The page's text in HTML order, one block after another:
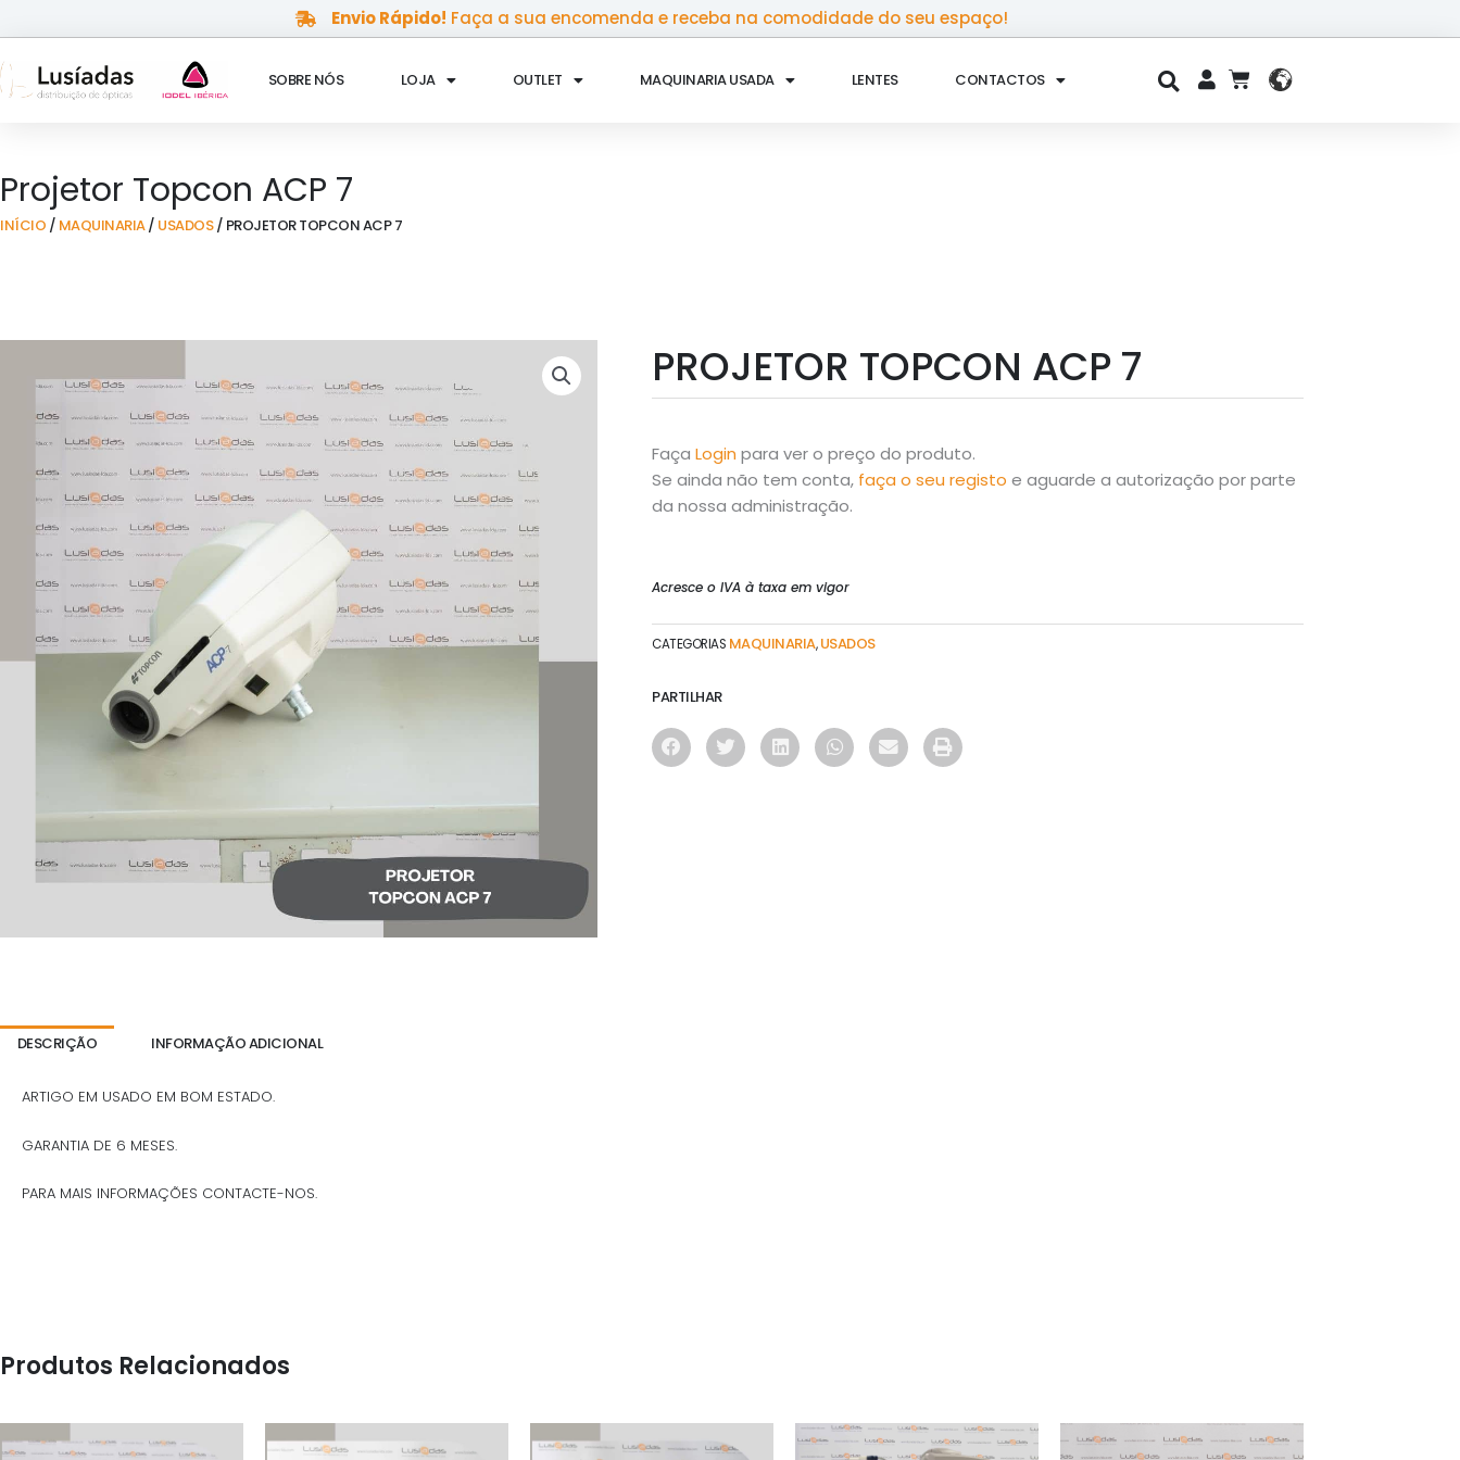
to
content
Envio Rápido! Faça a sua encomenda e receba na comodidade do seu espaço!
SOBRE NÓS LOJA OUTLET MAQUINARIA USADA LENTES CONTACTOS CART
Projetor Topcon ACP 7
INÍCIO / MAQUINARIA/ USADOS/ PROJETOR TOPCON ACP 7
DESCRIÇÃO INFORMAÇÃO ADICIONAL
ARTIGO EM USADO EM BOM ESTADO.
GARANTIA DE 6 MESES.
PARA MAIS INFORMAÇÕES CONTACTE-NOS.
PROJETOR TOPCON ACP 7
Faça Login para ver o preço do produto.
Se ainda não tem conta, faça o seu registo e aguarde a autorização por parte
da nossa administração.
Acresce o IVA à taxa em vigor
CATEGORIAS MAQUINARIA,USADOS
PARTILHAR
Produtos Relacionados